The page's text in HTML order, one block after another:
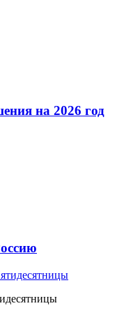
на 2026 год